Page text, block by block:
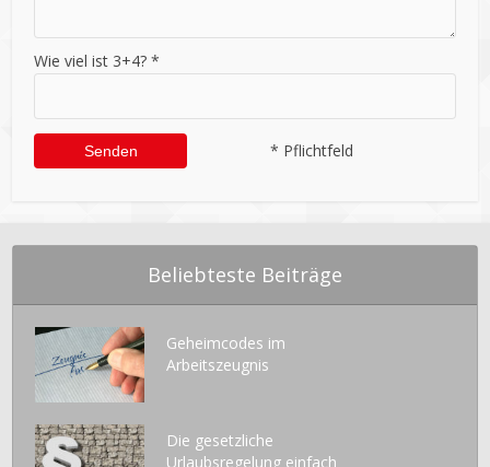
Wie viel ist 3+4? *
* Pflichtfeld
Beliebteste Beiträge
Geheimcodes im
Arbeitszeugnis
Die gesetzliche
Urlaubsregelung einfach